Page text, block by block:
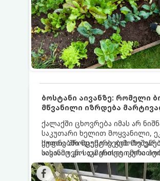
ბოსტანი აივანზე: რომელი
მწვანილი იზრდება
ქალაქში ცხოვრება იმას არ
საკუთარი ხელით მოყვანილი,
სუფთა პროდუქტის გემოზე
აივანიც კი საკმარისია
მოიწყოთ მინი-ბოსტანი,
ყოველდღიურად ახალ,
ქოთნებში მცენარეების
სასიამოვნო და ესთეტიკური
იცოდეთ, რომელი კულტურები
ქოთნის პირობებს ყველაზე